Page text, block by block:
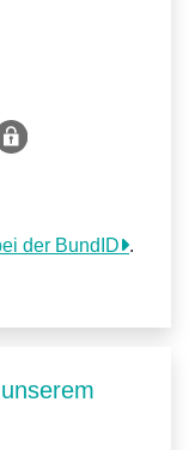
der BundID .